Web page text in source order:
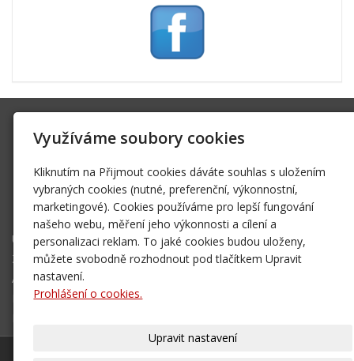
Na Spádu 2069/9, 40011 Ústí nad Labem
sktrifid@sktrifid.cz
606 64 64 99
475 504 457
Úvodní stránka
Ze života klubu
Archiv 2002 - 2006
Mapa destinací - NOVÉ!
Využíváme soubory cookies
Kliknutím na Přijmout cookies dáváte souhlas s uložením
vybraných cookies (nutné, preferenční, výkonnostní,
marketingové). Cookies používáme pro lepší fungování
našeho webu, měření jeho výkonnosti a cílení a
personalizaci reklam. To jaké cookies budou uloženy,
můžete svobodně rozhodnout pod tlačítkem Upravit
nastavení.
Prohlášení o cookies.
Upravit nastavení